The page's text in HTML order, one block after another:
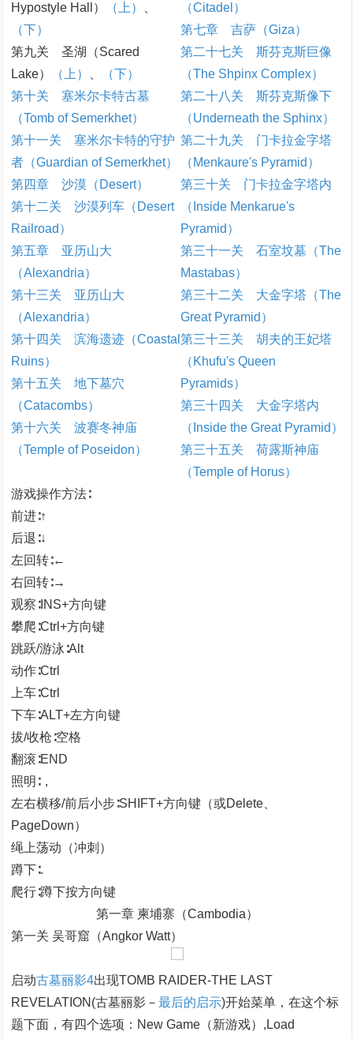
Hypostyle Hall）
（上）
（下）
第九关 圣湖（Scared
Lake）
（上）
（下）
第十关 塞米尔卡特古墓
（Tomb of Semerkhet）
第十一关 塞米尔卡特的守护
者（Guardian of Semerkhet）
第四章 沙漠（Desert）
第十二关 沙漠列车（Desert
Railroad）
第五章 亚历山大
（Alexandria）
第十三关 亚历山大
（Alexandria）
第十四关 滨海遗迹（Coastal
Ruins）
第十五关 地下墓穴
（Catacombs）
第十六关 波赛冬神庙
（Temple of Poseidon）
（Citadel）
第七章 吉萨（Giza）
第二十七关 斯芬克斯巨像
（The Shpinx Complex）
第二十八关 斯芬克斯像下
（Underneath the Sphinx）
第二十九关 门卡拉金字塔
（Menkaure's Pyramid）
第三十关 门卡拉金字塔内
（Inside Menkarue's
Pyramid）
第三十一关 石室坟墓（The
Mastabas）
第三十二关 大金字塔（The
Great Pyramid）
第三十三关 胡夫的王妃塔
（Khufu's Queen
Pyramids）
第三十四关 大金字塔内
（Inside the Great Pyramid）
第三十五关 荷露斯神庙
（Temple of Horus）
游戏操作方法∶
前进∶↑
后退∶↓
左回转∶←
右回转∶→
观察∶INS+方向键
攀爬∶Ctrl+方向键
跳跃/游泳∶Alt
动作∶Ctrl
上车∶Ctrl
下车∶ALT+左方向键
拔/收枪∶空格
翻滚∶END
照明∶，
左右横移/前后小步∶SHIFT+方向键（或Delete、
PageDown）
绳上荡动（冲刺）
蹲下∶.
爬行∶蹲下按方向键
第一章 柬埔寨（Cambodia）
第一关 吴哥窟（Angkor Watt）
启动古墓丽影4出现TOMB RAIDER-THE LAST
REVELATION(古墓丽影－ 最后的启示)开始菜单，在这个标
题下面，有四个选项：New Game（新游戏）,Load